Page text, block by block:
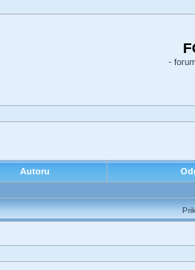
-
Autoru